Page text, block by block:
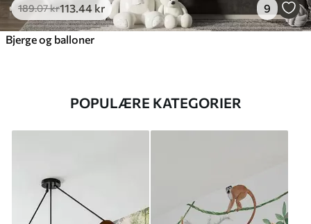
189.07kr113 .44 kr 9
Bjerge og balloner
POPULÆRE KATEGORIER